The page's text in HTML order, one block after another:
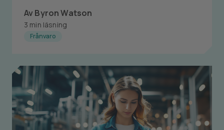
Av Byron Watson
3 min läsning
Frånvaro